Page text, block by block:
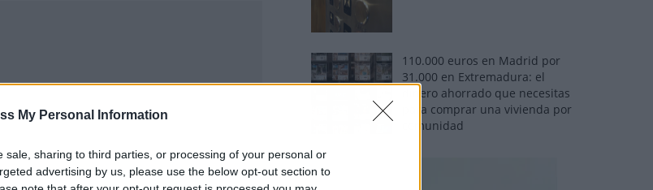
My Personal Information
sale, sharing to third parties, or processing of your personal or
advertising by us, please use the below opt-out section to
110.000 euros en Madrid por
31.000 en Extremadura: el
dinero ahorrado que necesitas
para comprar una vivienda por
comunidad